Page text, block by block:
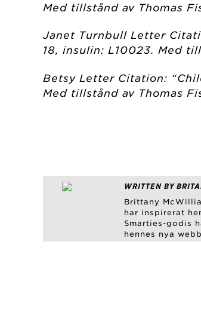
Med tillstånd av Thomas
Janet Turnbull Letter
18, insulin: L10023. Med
Betsy Letter Citation:
Med tillstånd av Thomas
WRITTEN BY
Brittany
har inspirerat
Smarties-godis
hennes nya